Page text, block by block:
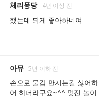
체리퐁당 4년 이상 전
했는데 되게 좋아하네여
아뮤 5년 이하 전
손으로 물감 만지는걸 싫어
어 하더라구요~^^ 멋진 놀이